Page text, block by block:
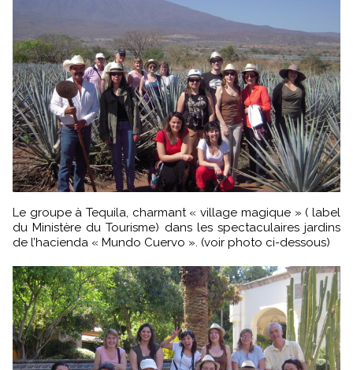
Le groupe à Tequila, charmant « village magique » ( label
du Ministère du Tourisme) dans les spectaculaires jardins
de l’hacienda « Mundo Cuervo ». (voir photo ci-dessous)